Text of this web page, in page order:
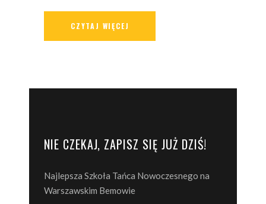
CZYTAJ WIĘCEJ
NIE CZEKAJ, ZAPISZ SIĘ JUŻ DZIŚ!
Najlepsza Szkoła Tańca Nowoczesnego na
Warszawskim Bemowie